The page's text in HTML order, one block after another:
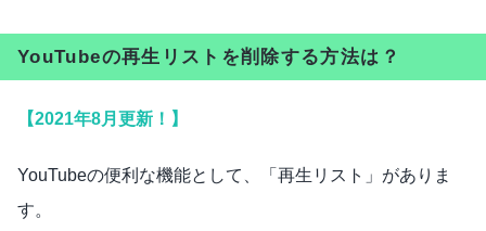
YouTubeの再生リストを削除する方法は？
【2021年8月更新！】
YouTubeの便利な機能として、「再生リスト」がありま
す。